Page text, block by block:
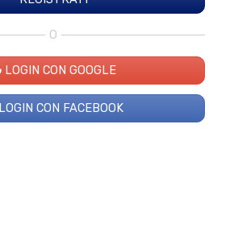
O
LOGIN CON GOOGLE
LOGIN CON FACEBOOK